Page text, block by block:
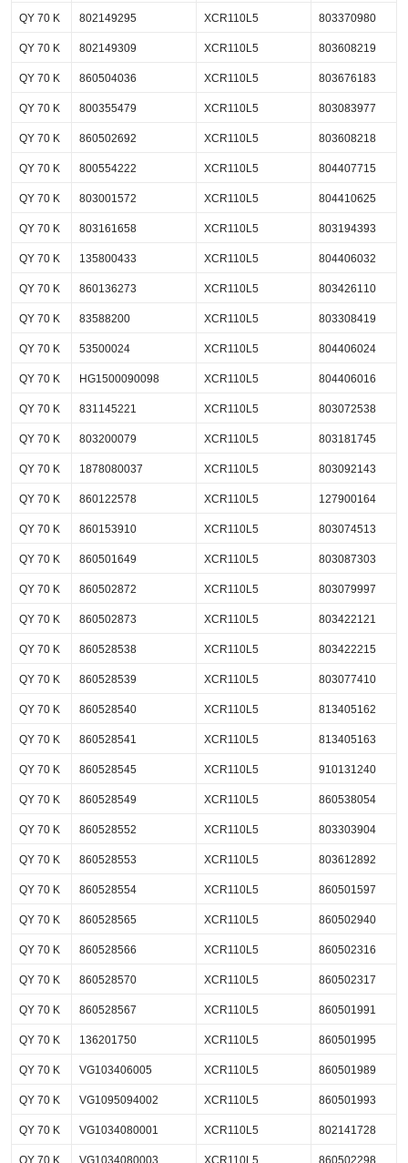
QY 70 K 802149295 XCR110L5 803370980
QY 70 K 802149309 XCR110L5 803608219
QY 70 K 860504036 XCR110L5 803676183
QY 70 K 800355479 XCR110L5 803083977
QY 70 K 860502692 XCR110L5 803608218
QY 70 K 800554222 XCR110L5 804407715
QY 70 K 803001572 XCR110L5 804410625
QY 70 K 803161658 XCR110L5 803194393
QY 70 K 135800433 XCR110L5 804406032
QY 70 K 860136273 XCR110L5 803426110
QY 70 K 83588200 XCR110L5 803308419
QY 70 K 53500024 XCR110L5 804406024
QY 70 K HG1500090098 XCR110L5 804406016
QY 70 K 831145221 XCR110L5 803072538
QY 70 K 803200079 XCR110L5 803181745
QY 70 K 1878080037 XCR110L5 803092143
QY 70 K 860122578 XCR110L5 127900164
QY 70 K 860153910 XCR110L5 803074513
QY 70 K 860501649 XCR110L5 803087303
QY 70 K 860502872 XCR110L5 803079997
QY 70 K 860502873 XCR110L5 803422121
QY 70 K 860528538 XCR110L5 803422215
QY 70 K 860528539 XCR110L5 803077410
QY 70 K 860528540 XCR110L5 813405162
QY 70 K 860528541 XCR110L5 813405163
QY 70 K 860528545 XCR110L5 910131240
QY 70 K 860528549 XCR110L5 860538054
QY 70 K 860528552 XCR110L5 803303904
QY 70 K 860528553 XCR110L5 803612892
QY 70 K 860528554 XCR110L5 860501597
QY 70 K 860528565 XCR110L5 860502940
QY 70 K 860528566 XCR110L5 860502316
QY 70 K 860528570 XCR110L5 860502317
QY 70 K 860528567 XCR110L5 860501991
QY 70 K 136201750 XCR110L5 860501995
QY 70 K VG103406005 XCR110L5 860501989
QY 70 K VG1095094002 XCR110L5 860501993
QY 70 K VG1034080001 XCR110L5 802141728